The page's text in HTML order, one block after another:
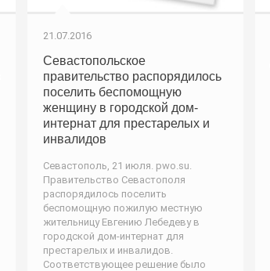
21.07.2016
Севастопольское
правительство распорядилось
поселить беспомощную
женщину в городской дом-
интернат для престарелых и
инвалидов
Севастополь, 21 июля. pwo.su.
Правительство Севастополя
распорядилось поселить
беспомощную пожилую местную
жительницу Евгению Лебедеву в
городской дом-интернат для
престарелых и инвалидов.
Соответствующее решение было